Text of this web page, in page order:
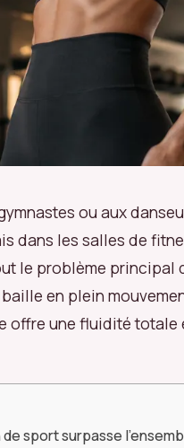
ou aux
dans les salles de
le problème principal
en plein
offre une fluidité
sport surpasse